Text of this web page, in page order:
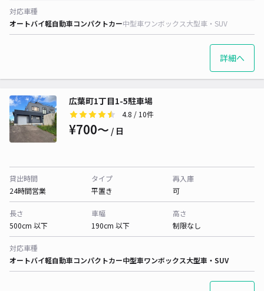
対応車種
オートバイ軽自動車コンパクトカー中型車ワンボックス大型車・SUV
詳細へ
広葉町1丁目1-5駐車場
4.8 / 10件
¥700〜 / 日
貸出時間
24時間営業
タイプ
平置き
再入庫
可
長さ
500cm 以下
車幅
190cm 以下
高さ
制限なし
対応車種
オートバイ軽自動車コンパクトカー中型車ワンボックス大型車・SUV